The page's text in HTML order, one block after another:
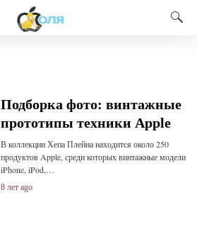
Подборка фото: винтажные
прототипы техники Apple
В коллекции Хепа Плейна находится около 250
продуктов Apple, среди которых винтажные модели
iPhone, iPod,…
8 лет ago